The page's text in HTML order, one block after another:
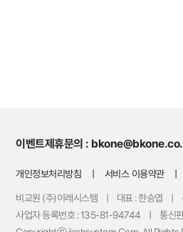
이벤트제휴문의 :
개인정보처리방침 서비스 이용약관ㅣ
비교원 (주)이레시스템 ㅣ 대표 : 한승엽 ㅣ
사업자 등록번호 : 135-81-94744 ㅣ 통신